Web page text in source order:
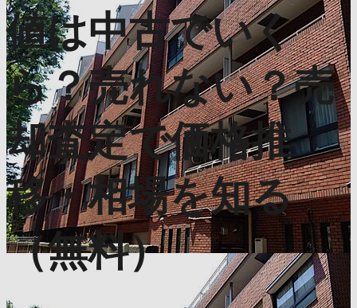
値は中古でいく
ら？売れない？売
却査定で価格推
移・相場を知る
（無料）